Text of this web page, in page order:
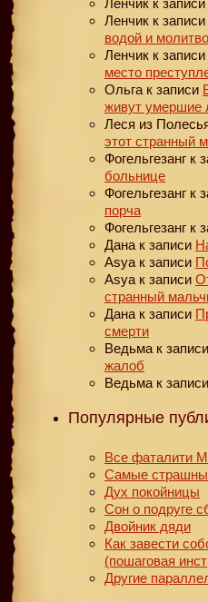
Ленчик к записи
водой и
Ленчик к записи
место
Ольга к записи
живут умершие
Леся из
этот странный
Фогельгезанг к
больнице
Фогельгезанг к
порча
Фогельгезанг к
Дана к записи
Asya к записи
Asya к записи
странный
Дана к записи
смерти
Ведьма к записи
жалоб
Ведьма к записи
Популярные
Все фаталити
Самые
Дух покойницы
Сон о подруге
Двойник дяди
Как завести
(пошаговая
Другие